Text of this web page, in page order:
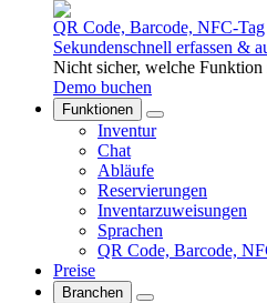
QR Code, Barcode, NFC-Tag
Sekundenschnell erfassen &
Nicht sicher, welche Funktion
Demo buchen
Funktionen
Inventur
Chat
Abläufe
Reservierungen
Inventarzuweisungen
Sprachen
QR Code, Barcode,
Preise
Branchen